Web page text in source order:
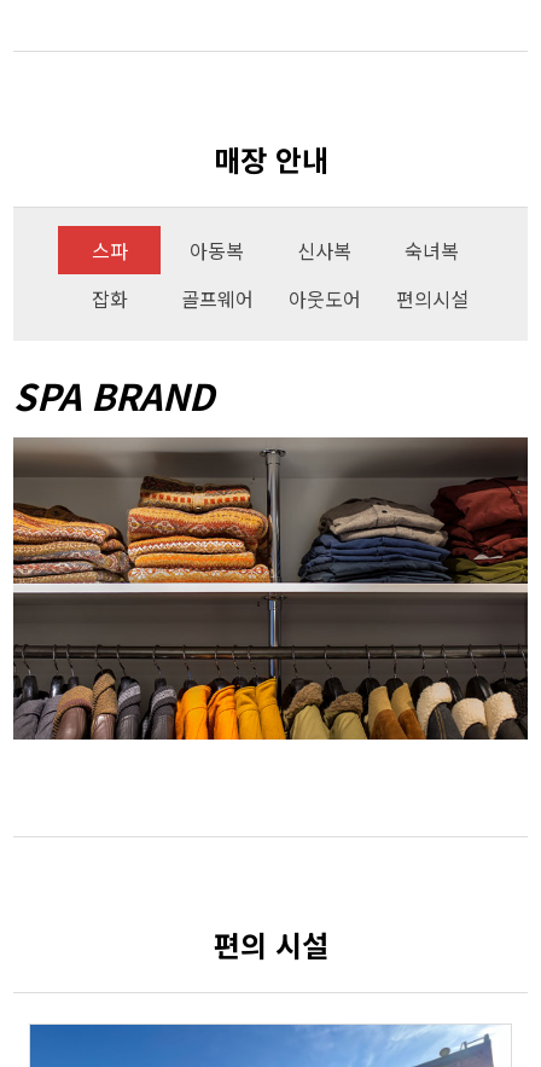
매장 안내
스파 아동복 신사복
숙녀복
잡화
골프웨어 아웃도어 편의시설
SPA BRAND
편의 시설